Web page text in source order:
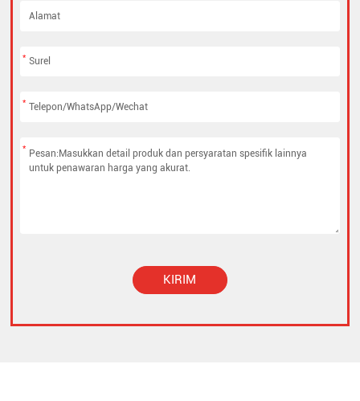
*
*
*
KIRIM